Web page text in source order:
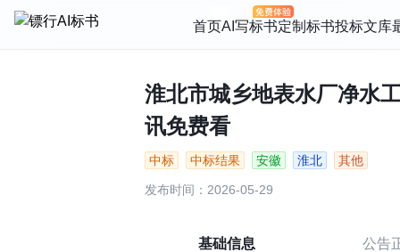
首页AI写标书定制标书投标文库
淮北市城乡地表水厂净水
讯免费看
中标 中标结果 安徽 淮北 其他
发布时间：2026-05-29
基础信息 公告